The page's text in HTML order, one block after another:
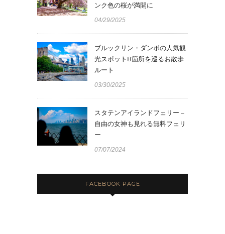
ンク色の桜が満開に
04/29/2025
ブルックリン・ダンボの人気観
光スポット8箇所を巡るお散歩
ルート
03/30/2025
スタテンアイランドフェリー –
自由の女神も見れる無料フェリ
ー
07/07/2024
FACEBOOK PAGE